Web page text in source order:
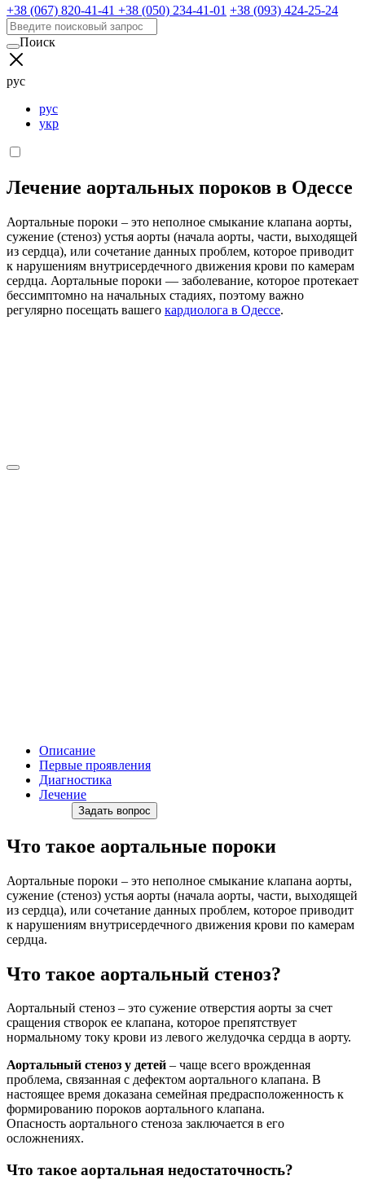
+38 (067) 820-41-41 +38 (050) 234-41-01 +38 (093) 424-25-24
Поиск
рус
рус
укр
Лечение аортальных пороков в Одессе
Аортальные пороки – это неполное смыкание клапана аорты,
сужение (стеноз) устья аорты (начала аорты, части, выходящей
из сердца), или сочетание данных проблем, которое приводит
к нарушениям внутрисердечного движения крови по камерам
сердца. Аортальные пороки — заболевание, которое протекает
бессимптомно на начальных стадиях, поэтому важно
регулярно посещать вашего кардиолога в Одессе.
Описание
Первые проявления
Диагностика
Лечение
Задать вопрос
Что такое аортальные пороки
Аортальные пороки – это неполное смыкание клапана аорты,
сужение (стеноз) устья аорты (начала аорты, части, выходящей
из сердца), или сочетание данных проблем, которое приводит
к нарушениям внутрисердечного движения крови по камерам
сердца.
Что такое аортальный стеноз?
Аортальный стеноз – это сужение отверстия аорты за счет
сращения створок ее клапана, которое препятствует
нормальному току крови из левого желудочка сердца в аорту.
Аортальный стеноз у детей – чаще всего врожденная
проблема, связанная с дефектом аортального клапана. В
настоящее время доказана семейная предрасположенность к
формированию пороков аортального клапана.
Опасность аортального стеноза заключается в его
осложнениях.
Что такое аортальная недостаточность?